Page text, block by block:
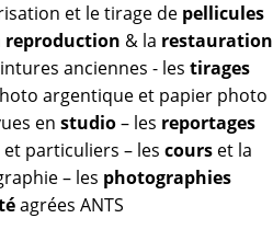
et le tirage de pellicules
reproduction & la restauration
anciennes - les tirages
argentique et papier photo
en studio– les reportages
particuliers – les cours et la
– les photographies
agrées ANTS